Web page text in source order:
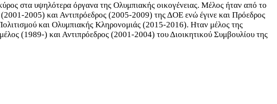
στα υψηλότερα όργανα της Ολυμπιακής οικογένειας. Μέλος ήταν από το
2005) και Αντιπρόεδρος (2005-2009) της ΔΟΕ ενώ έγινε και Πρόεδρος
και Ολυμπιακής Κληρονομιάς (2015-2016). Ηταν μέλος της
(1989-) και Αντιπρόεδρος (2001-2004) του Διοικητικού Συμβουλίου της